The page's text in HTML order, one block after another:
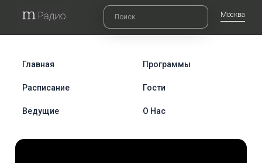
Москва
Главная Программы
Расписание Гости
Ведущие О Нас